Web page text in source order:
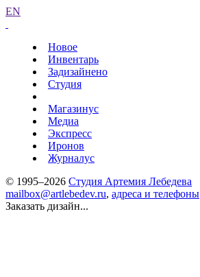
EN
Новое
Инвентарь
Задизайнено
Студия
Магазинус
Медиа
Экспресс
Иронов
Журналус
© 1995–2026 Студия Артемия Лебедева
mailbox@artlebedev.ru, адреса и телефоны
Заказать дизайн...